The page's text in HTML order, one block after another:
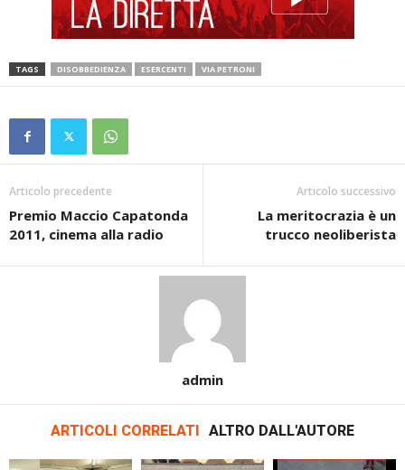
TAGS DISOBBEDIENZA ESERCENTI VIA PETRONI
Articolo precedente
Premio Maccio Capatonda
2011, cinema alla radio
Articolo successivo
La meritocrazia è un
trucco neoliberista
admin
ARTICOLI CORRELATI ALTRO DALL'AUTORE